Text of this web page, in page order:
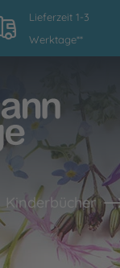
Lieferzeit 1-3
Werktage**
Kinderbücher